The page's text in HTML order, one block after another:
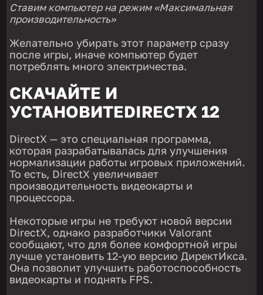
Ставим компьютер на режим «Максимальная
производительность»
Желательно убирать этот параметр сразу
после игры, иначе компьютер будет
потреблять много электричества.
СКАЧАЙТЕ И
УСТАНОВИТЕDIRECTX 12
DirectX — это специальная программа,
которая разрабатывалась для улучшения
нормализации работы игровых приложений.
То есть, DirectX увеличивает
производительность видеокарты и
процессора.
Некоторые игры не требуют новой версии
DirectX, однако разработчики Valorant
сообщают, что для более комфортной игры
лучше установить 12-ую версию ДиректИкса.
Она позволит улучшить работоспособность
видеокарты и поднять FPS.